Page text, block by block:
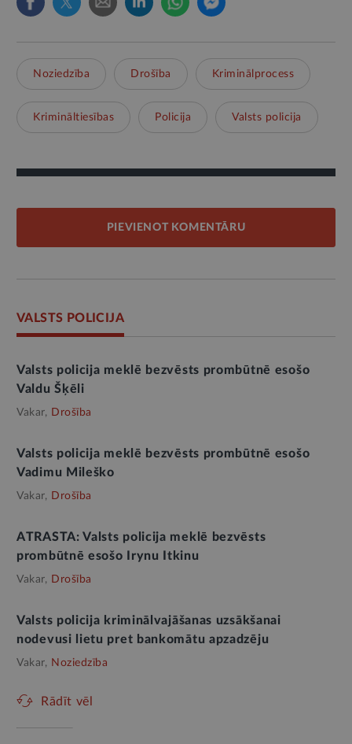
Noziedzība Drošība Kriminālprocess
Krimināltiesības Policija Valsts policija
PIEVIENOT KOMENTĀRU
VALSTS POLICIJA
Valsts policija meklē bezvēsts prombūtnē esošo
Valdu Šķēli
Vakar, Drošība
Valsts policija meklē bezvēsts prombūtnē esošo
Vadimu Mileško
Vakar, Drošība
ATRASTA: Valsts policija meklē bezvēsts
prombūtnē esošo Irynu Itkinu
Vakar, Drošība
Valsts policija kriminālvajāšanas uzsākšanai
nodevusi lietu pret bankomātu apzadzēju
Vakar, Noziedzība
Rādīt vēl